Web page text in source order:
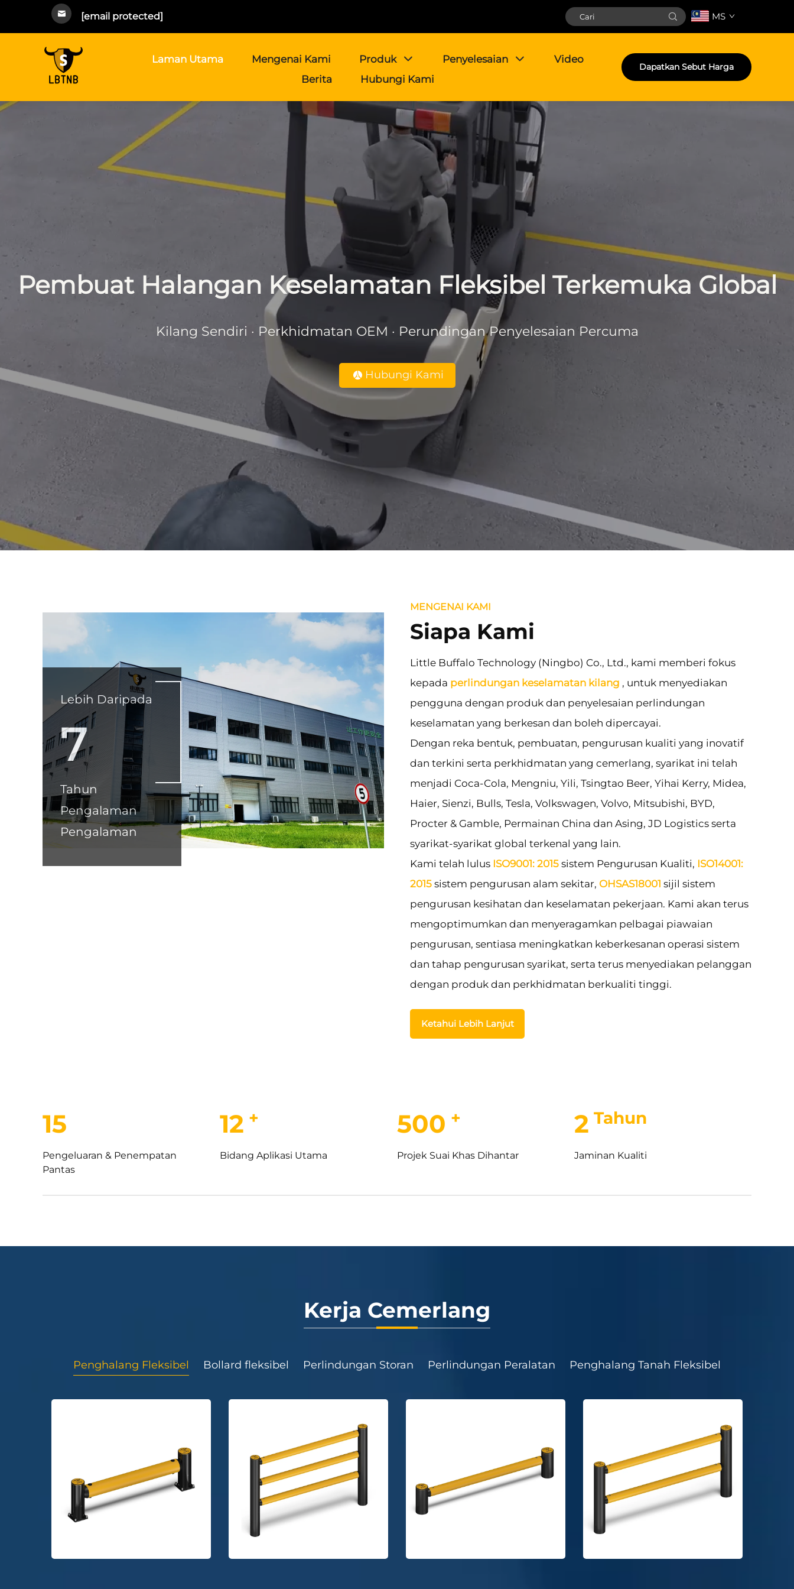
[email protected] MS
Laman Utama Mengenai Kami Produk Penyelesaian
Video
Berita
Hubungi Kami
Dapatkan Sebut Harga
Pembuat Halangan Keselamatan Fleksibel Terkemuka Global
Kilang Sendiri · Perkhidmatan OEM · Perundingan Penyelesaian Percuma
Hubungi Kami
Lebih Daripada
7
Tahun
Pengalaman
Pengalaman
MENGENAI KAMI
Siapa Kami
Little Buffalo Technology (Ningbo) Co., Ltd., kami memberi fokus
kepada perlindungan keselamatan kilang , untuk menyediakan
pengguna dengan produk dan penyelesaian perlindungan
keselamatan yang berkesan dan boleh dipercayai.
Dengan reka bentuk, pembuatan, pengurusan kualiti yang inovatif
dan terkini serta perkhidmatan yang cemerlang, syarikat ini telah
menjadi Coca-Cola, Mengniu, Yili, Tsingtao Beer, Yihai Kerry, Midea,
Haier, Sienzi, Bulls, Tesla, Volkswagen, Volvo, Mitsubishi, BYD,
Procter & Gamble, Permainan China dan Asing, JD Logistics serta
syarikat-syarikat global terkenal yang lain.
Kami telah lulus ISO9001: 2015 sistem Pengurusan Kualiti, ISO14001:
2015 sistem pengurusan alam sekitar, OHSAS18001 sijil sistem
pengurusan kesihatan dan keselamatan pekerjaan. Kami akan terus
mengoptimumkan dan menyeragamkan pelbagai piawaian
pengurusan, sentiasa meningkatkan keberkesanan operasi sistem
dan tahap pengurusan syarikat, serta terus menyediakan pelanggan
dengan produk dan perkhidmatan berkualiti tinggi.
Ketahui Lebih Lanjut
15
Pengeluaran & Penempatan
Pantas
12 +
Bidang Aplikasi Utama
500 +
Projek Suai Khas Dihantar
2 Tahun
Jaminan Kualiti
Kerja Cemerlang
Penghalang Fleksibel Bollard fleksibel Perlindungan Storan Perlindungan Peralatan Penghalang Tanah Fleksibel